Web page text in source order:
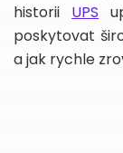
historii UPS
poskytovat
a jak rychle